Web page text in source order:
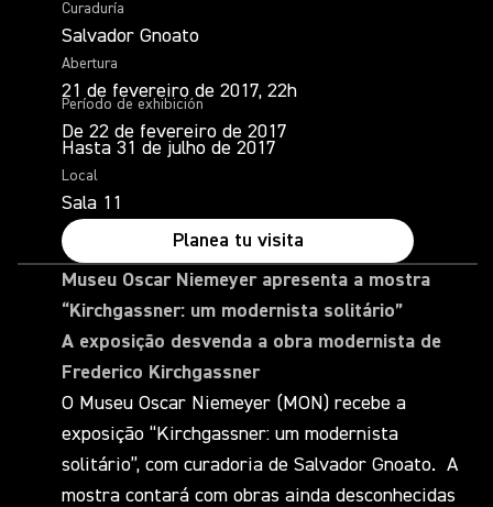
Museu Oscar Niemeyer apresenta a mostra
“Kirchgassner: um modernista solitário”
A exposição desvenda a obra modernista de
Frederico Kirchgassner
O Museu Oscar Niemeyer (MON) recebe a
exposição “Kirchgassner: um modernista
solitário”, com curadoria de Salvador Gnoato. A
mostra contará com obras ainda desconhecidas
Curaduría
Salvador Gnoato
Abertura
21 de fevereiro de 2017, 22h
Período de exhibición
De 22 de fevereiro de 2017
Hasta 31 de julho de 2017
Local
Sala 11
Planea tu visita